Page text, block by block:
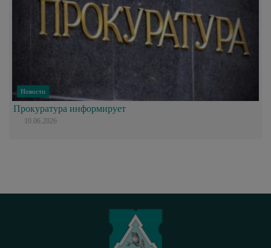
Новости
Прокуратура информирует
10.06.2026